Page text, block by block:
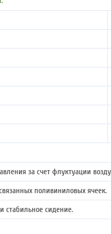
за счет флуктуации
поливиниловых ячеек.
стабильное сидение.